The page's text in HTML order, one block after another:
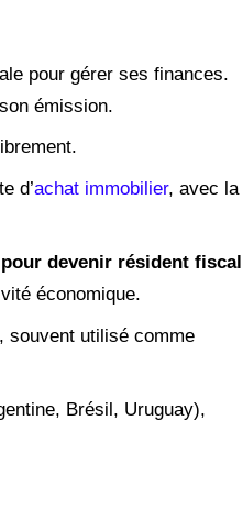
pour gérer ses finances.
émission.
d’achat immobilier, avec la
devenir résident fiscal
économique.
souvent utilisé comme
Brésil, Uruguay),